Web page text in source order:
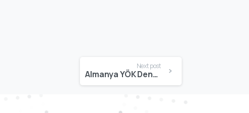
Next post
Almanya YÖK Denkliği Olan Üniversiteler | Türkiye’de Tanınan Alman Üniversiteleri